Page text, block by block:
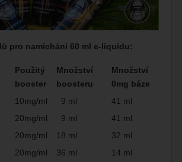
pro namíchání 60 ml e-liquidu:
Použitý
booster
Množství
boosteru
Množství
0mg báze
10mg/ml 9 ml
41 ml
20mg/ml 9 ml
41 ml
20mg/ml 18 ml
32 ml
20mg/ml 36 ml
14 ml